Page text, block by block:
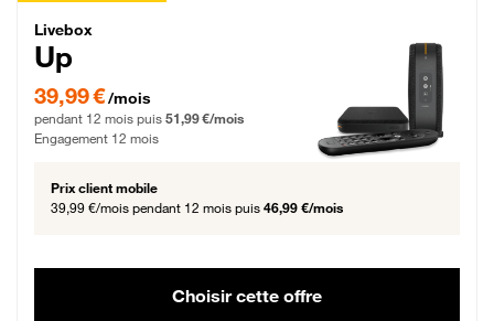
Livebox Up Fibre
Livebox
Up
39,99 € par mois pendant 12 mois puis 51,99 € par mois, Engagement 12 mois
39,99 €/mois
pendant 12 mois puis 51,99 €/mois
Engagement 12 mois
Prix client mobile
39,99 €/mois pendant 12 mois puis 46,99 €/mois
Choisir cette offre